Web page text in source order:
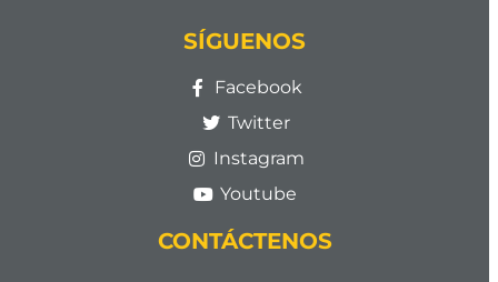
SÍGUENOS
Facebook
Twitter
Instagram
Youtube
CONTÁCTENOS